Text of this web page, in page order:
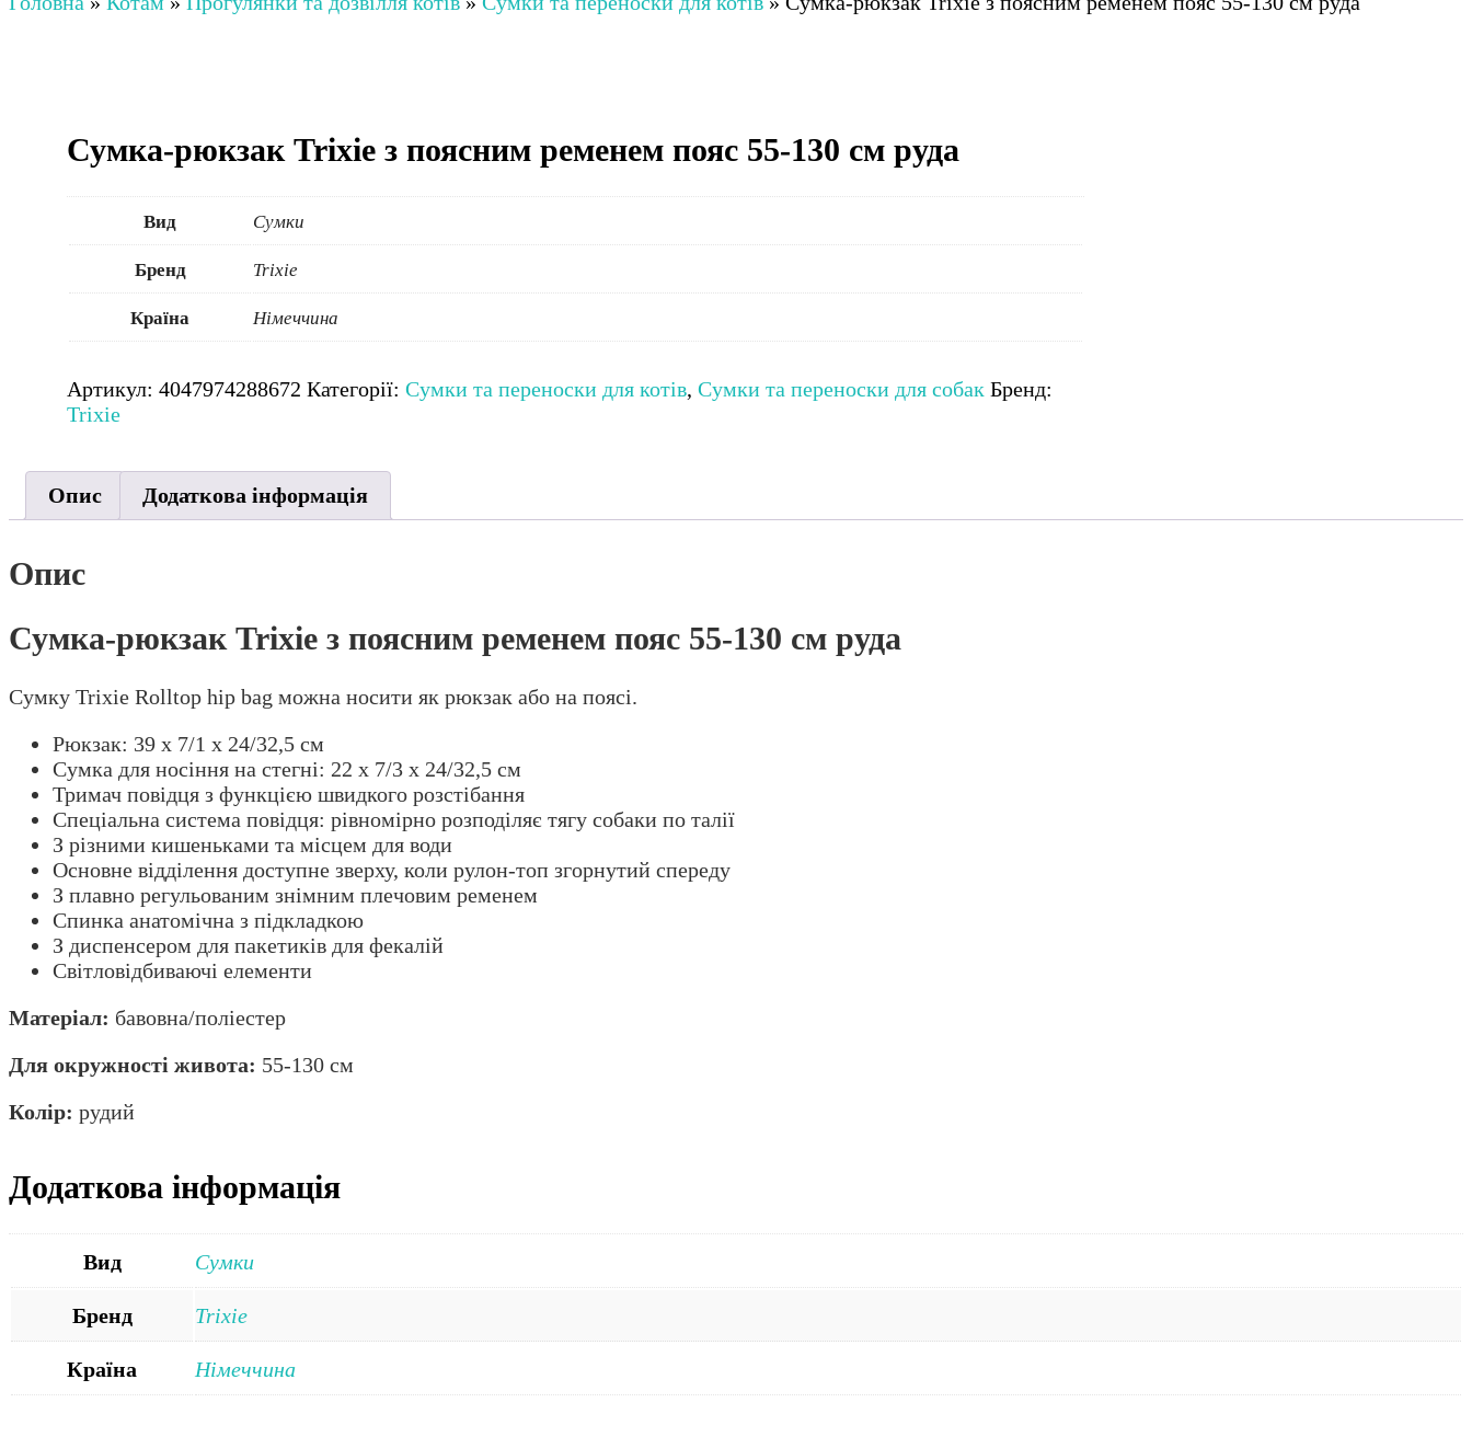
Сумка-рюкзак Trixie з поясним ременем пояс 55-130 см руда
Вид Сумки
Бренд Trixie
Країна Німеччина
Артикул:4047974288672 Категорії:Сумки та переноски для котів,Сумки та переноски для собак Бренд:
Trixie
Опис Додаткова інформація
Опис
Сумка-рюкзак Trixie з поясним ременем пояс 55-130 см руда
Сумку Trixie Rolltop hip bag можна носити як рюкзак або на поясі.
Рюкзак: 39 х 7/1 х 24/32,5 см
Сумка для носіння на стегні: 22 x 7/3 x 24/32,5 см
Тримач повідця з функцією швидкого розстібання
Спеціальна система повідця: рівномірно розподіляє тягу собаки по талії
З різними кишеньками та місцем для води
Основне відділення доступне зверху, коли рулон-топ згорнутий спереду
З плавно регульованим знімним плечовим ременем
Спинка анатомічна з підкладкою
З диспенсером для пакетиків для фекалій
Світловідбиваючі елементи
Матеріал: бавовна/поліестер
Для окружності живота: 55-130 см
Колір: рудий
Додаткова інформація
Вид Сумки
Бренд Trixie
Країна Німеччина